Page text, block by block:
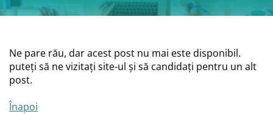
Ne pare rău, dar acest post nu mai este disponibil.
puteți să ne vizitați site-ul și să candidați pentru un alt
post.
Înapoi